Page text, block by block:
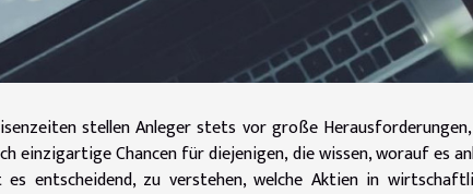
stellen Anleger stets vor große
einzigartige Chancen für diejenigen, die wissen, worauf es
es entscheidend, zu verstehen, welche Aktien in